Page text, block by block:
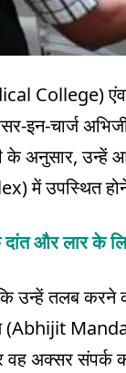
College) एंव
इन-चार्ज
के अनुसार, उन्हें
में उपस्थित
और लार के
उन्हें तलब करने
(Abhijit
वह अक्सर